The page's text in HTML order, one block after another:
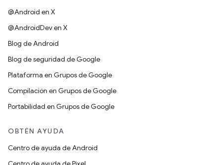
@Android en X
@AndroidDev en X
Blog de Android
Blog de seguridad de Google
Plataforma en Grupos de Google
Compilación en Grupos de Google
Portabilidad en Grupos de Google
OBTÉN AYUDA
Centro de ayuda de Android